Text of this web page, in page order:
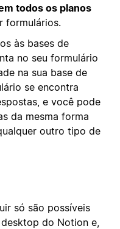
todos os planos
formulários.
às bases de
no seu formulário
na sua base de
se encontra
e você pode
da mesma forma
outro tipo de
só são possíveis
do Notion e,